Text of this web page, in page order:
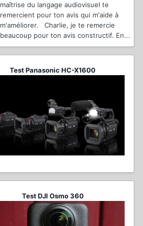
maîtrise du langage audiovisuel te
remercient pour ton avis qui m'aide à
m'améliorer. Charlie, je te remercie
beaucoup pour ton avis constructif. En...
Test Panasonic HC-X1600
Test DJI Osmo 360